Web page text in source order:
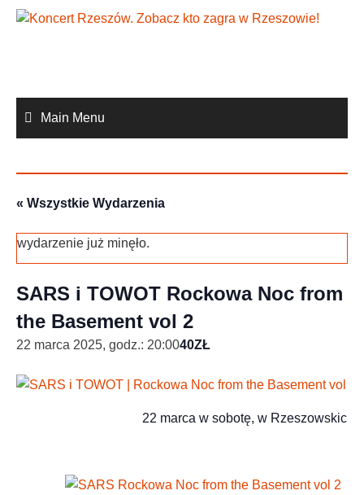
Skip
Main Menu
« Wszystkie Wydarzenia
wydarzenie już minęło.
SARS i TOWOT Rockowa Noc from
the Basement vol 2
22 marca 2025, godz.: 20:0040ZŁ
22 marca w sobotę, w Rzeszowskich